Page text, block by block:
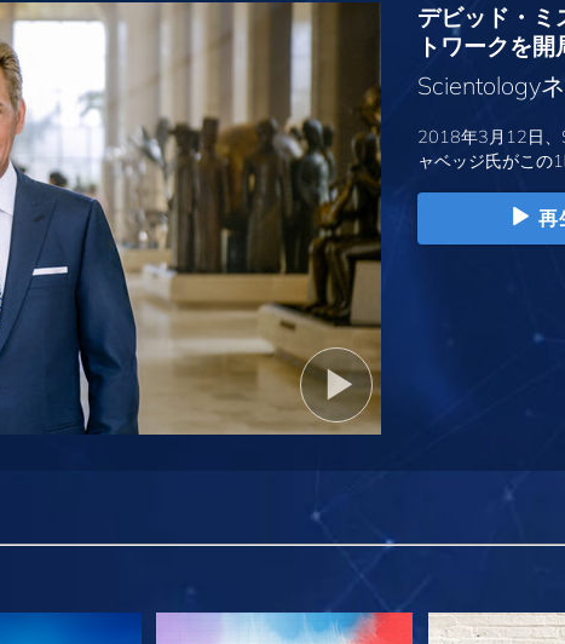
デビッド・ミ
トワークを開
Scientology
2018年3月12日、
ャベッジ氏がこの
再